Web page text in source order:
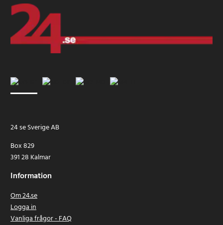
24 se Sverige AB
Box 829
391 28 Kalmar
Information
Om 24.se
Logga in
Vanliga frågor - FAQ